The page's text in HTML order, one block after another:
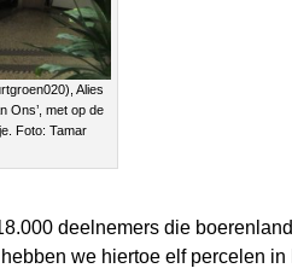
Alies
Ons’, met op de
Foto: Tamar
deelnemers die
we hiertoe elf percelen in